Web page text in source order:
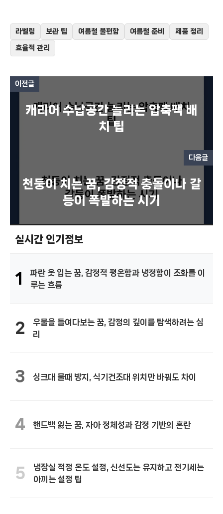
라벨링 보관 팁 여름철 불편함 여름철 준비 제품 정리
효율적 관리
이전글
캐리어 수납공간 늘리는 압축팩 배
치 팁
다음글
천둥이 치는 꿈, 감정적 충돌이나 갈
등이 폭발하는 시기
실시간 인기정보
1
파란 옷 입는 꿈, 감정적 평온함과 냉정함이 조화를 이
루는 흐름
2
우물을 들여다보는 꿈, 감정의 깊이를 탐색하려는 심
리
3 싱크대 물때 방지, 식기건조대 위치만 바꿔도 차이
4 핸드백 잃는 꿈, 자아 정체성과 감정 기반의 혼란
5
냉장실 적정 온도 설정, 신선도는 유지하고 전기세는
아끼는 설정 팁